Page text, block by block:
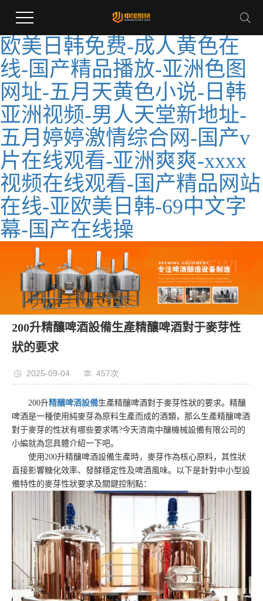
欧美日韩免费-成人黄色在
线-国产精品播放-亚洲色图
网址-五月天黄色小说-日韩
亚洲视频-男人天堂新地址-
五月婷婷激情综合网-国产v
片在线观看-亚洲爽爽-xxxx
视频在线观看-国产精品网站
在线-亚欧美日韩-69中文字
幕-国产在线操
200升精釀啤酒設備生產精釀啤酒對于麥芽性
狀的要求
2025-09-04 457次
200升精釀啤酒設備生產精釀啤酒對于麥芽性狀的要求。精釀
啤酒是一種使用純麥芽為原料生產而成的酒類，那么生產精釀啤酒
對于麥芽的性狀有哪些要求嗎?今天濟南中釀機械設備有限公司的
小編就為您具體介紹一下吧。
使用200升精釀啤酒設備生產時，麥芽作為核心原料，其性狀
直接影響糖化效率、發酵穩定性及啤酒風味。以下是針對中小型設
備特性的麥芽性狀要求及關鍵控制點：